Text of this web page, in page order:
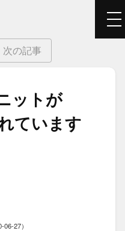
次の記事
ットが​
ています
06-27）